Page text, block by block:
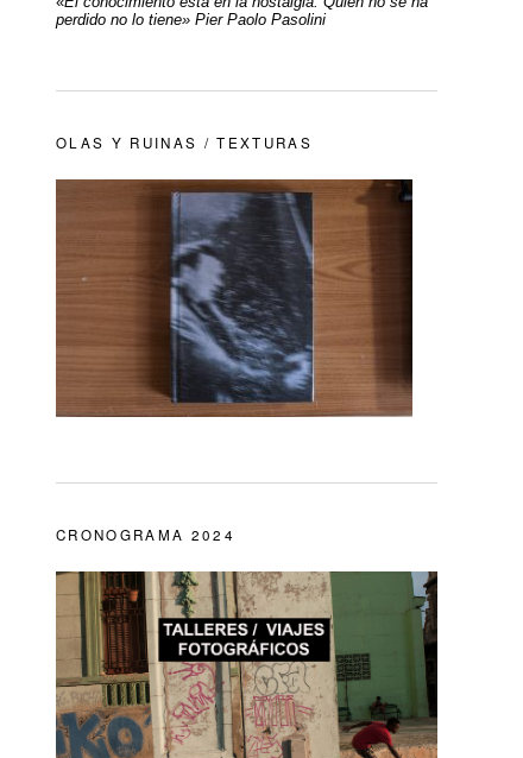
perdido no lo tiene» Pier Paolo Pasolini
OLAS Y RUINAS / TEXTURAS
CRONOGRAMA 2024